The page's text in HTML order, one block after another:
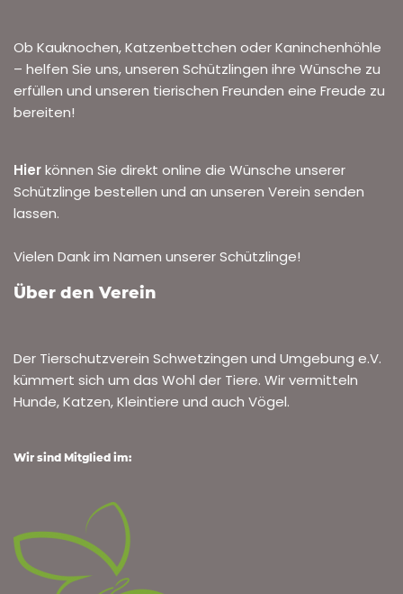
Ob Kauknochen, Katzenbettchen oder Kaninchenhöhle
– helfen Sie uns, unseren Schützlingen ihre Wünsche zu
erfüllen und unseren tierischen Freunden eine Freude zu
bereiten!
Hierkönnen Sie direkt online die Wünsche unserer
Schützlinge bestellen und an unseren Verein senden
lassen.
Vielen Dank im Namen unserer Schützlinge!
Über den Verein
Der Tierschutzverein Schwetzingen und Umgebung e.V.
kümmert sich um das Wohl der Tiere. Wir vermitteln
Hunde, Katzen, Kleintiere und auch Vögel.
Wir sind Mitglied im: